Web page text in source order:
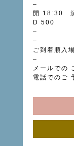
–
開 18:30
D 500
–
–
ご到着順入場
–
メールでの
電話でのご